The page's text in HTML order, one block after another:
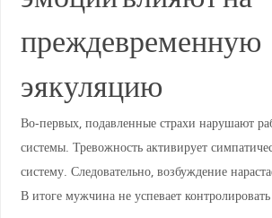
преждевременную
эякуляцию
Во-первых, подавленные страхи нарушают
системы. Тревожность активирует
систему. Следовательно, возбуждение
В итоге мужчина не успевает